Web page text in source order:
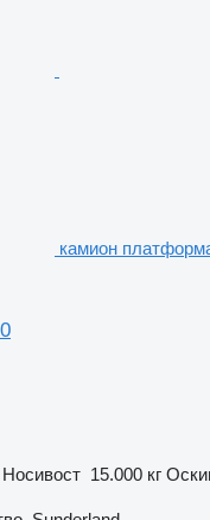
камион
Носивост 15.000 кг